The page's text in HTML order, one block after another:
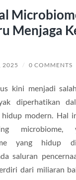
Menjaga
2025 / 0 COMMENTS
kini menjadi
diperhatikan
hidup modern. Hal
microbiome,
yang hidup
saluran
dari miliaran